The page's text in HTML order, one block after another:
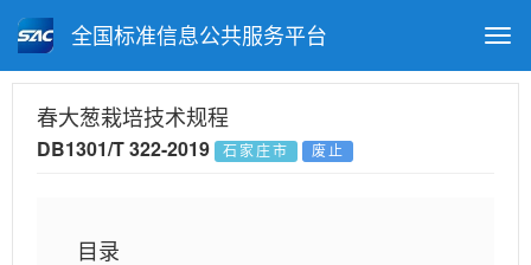
全国标准信息公共服务平台
月报查询 标准公告查询
春大葱栽培技术规程
DB1301/T 322-2019 石家庄市 废止
目录